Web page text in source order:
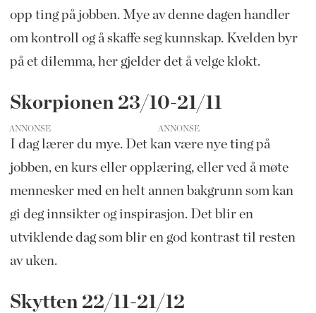
opp ting på jobben. Mye av denne dagen handler
om kontroll og å skaffe seg kunnskap. Kvelden byr
på et dilemma, her gjelder det å velge klokt.
Skorpionen 23/10-21/11
ANNONSE
I dag lærer du mye. Det kan være nye ting på
jobben, en kurs eller opplæring, eller ved å møte
mennesker med en helt annen bakgrunn som kan
gi deg innsikter og inspirasjon. Det blir en
utviklende dag som blir en god kontrast til resten
av uken.
Skytten 22/11-21/12